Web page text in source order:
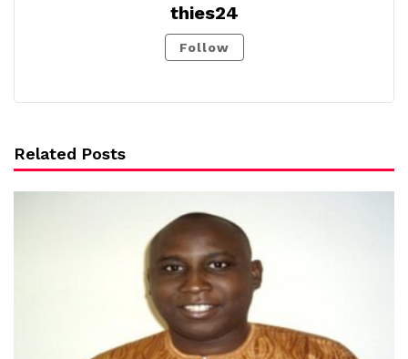
thies24
Follow
Related Posts